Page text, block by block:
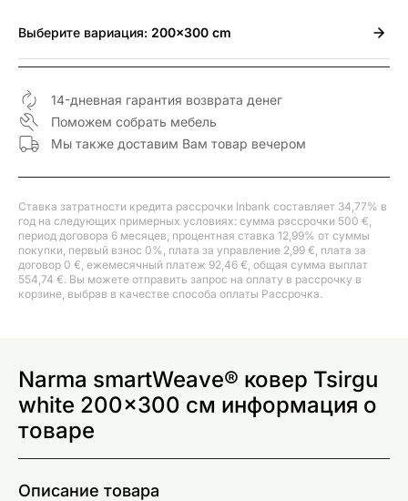
Выберите вариация: 200x300 cm
14-дневная гарантия возврата денег
Поможем собрать мебель
Мы также доставим Вам товар вечером
Ставка затратности кредита рассрочки Inbank составляет 34,77% в
год на следующих примерных условиях: сумма рассрочки 500 €,
период договора 6 месяцев, процентная ставка 12,99% от суммы
покупки, первый взнос 0%, плата за управление 2,99 €, плата за
договор 0 €, ежемесячный платеж 92,46 €, общая сумма выплат
554,74 €. Вы можете отправить запрос на оплату в рассрочку в
корзине, выбрав в качестве способа оплаты Рассрочка.
Narma smartWeave® ковер Tsirgu
white 200x300 см информация о
товаре
Описание товара